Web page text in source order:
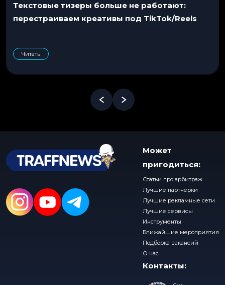
Текстовые тизеры больше не работают:
перестраиваем креативы под TikTok/Reels
Читать
Может
пригодиться:
Статьи про арбитраж
Лучшие партнерки
Лучшие рекламные сети
Лучшие сервисы
Инструменты
Ближайшие мероприятия
Подборка вакансий
О нас
Контакты: